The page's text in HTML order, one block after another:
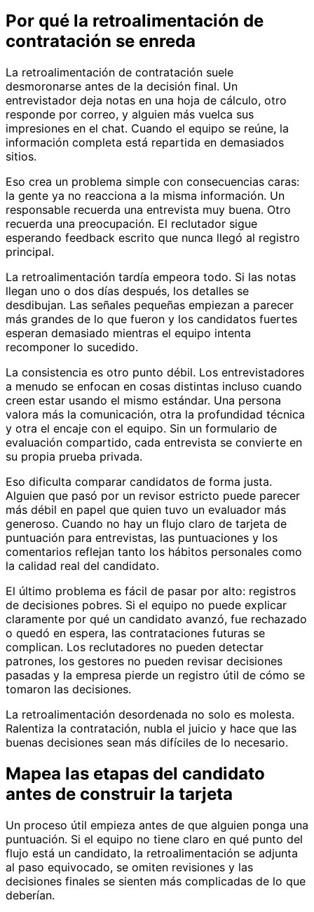
Por qué la retroalimentación de
contratación se enreda
La retroalimentación de contratación suele
desmoronarse antes de la decisión final. Un
entrevistador deja notas en una hoja de cálculo, otro
responde por correo, y alguien más vuelca sus
impresiones en el chat. Cuando el equipo se reúne, la
información completa está repartida en demasiados
sitios.
Eso crea un problema simple con consecuencias caras:
la gente ya no reacciona a la misma información. Un
responsable recuerda una entrevista muy buena. Otro
recuerda una preocupación. El reclutador sigue
esperando feedback escrito que nunca llegó al registro
principal.
La retroalimentación tardía empeora todo. Si las notas
llegan uno o dos días después, los detalles se
desdibujan. Las señales pequeñas empiezan a parecer
más grandes de lo que fueron y los candidatos fuertes
esperan demasiado mientras el equipo intenta
recomponer lo sucedido.
La consistencia es otro punto débil. Los entrevistadores
a menudo se enfocan en cosas distintas incluso cuando
creen estar usando el mismo estándar. Una persona
valora más la comunicación, otra la profundidad técnica
y otra el encaje con el equipo. Sin un formulario de
evaluación compartido, cada entrevista se convierte en
su propia prueba privada.
Eso dificulta comparar candidatos de forma justa.
Alguien que pasó por un revisor estricto puede parecer
más débil en papel que quien tuvo un evaluador más
generoso. Cuando no hay un flujo claro de tarjeta de
puntuación para entrevistas, las puntuaciones y los
comentarios reflejan tanto los hábitos personales como
la calidad real del candidato.
El último problema es fácil de pasar por alto: registros
de decisiones pobres. Si el equipo no puede explicar
claramente por qué un candidato avanzó, fue rechazado
o quedó en espera, las contrataciones futuras se
complican. Los reclutadores no pueden detectar
patrones, los gestores no pueden revisar decisiones
pasadas y la empresa pierde un registro útil de cómo se
tomaron las decisiones.
La retroalimentación desordenada no solo es molesta.
Ralentiza la contratación, nubla el juicio y hace que las
buenas decisiones sean más difíciles de lo necesario.
Mapea las etapas del candidato
antes de construir la tarjeta
Un proceso útil empieza antes de que alguien ponga una
puntuación. Si el equipo no tiene claro en qué punto del
flujo está un candidato, la retroalimentación se adjunta
al paso equivocado, se omiten revisiones y las
decisiones finales se sienten más complicadas de lo que
deberían.